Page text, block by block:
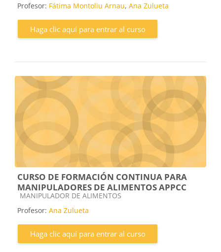
Profesor: Fátima Montoliu Arnau, Ana Zulueta
Haga clic aquí para entrar al curso
CURSO DE FORMACIÓN CONTINUA PARA
MANIPULADORES DE ALIMENTOS APPCC
Categoría de cursos
MANIPULADOR DE ALIMENTOS
Profesor: Ana Zulueta
Haga clic aquí para entrar al curso